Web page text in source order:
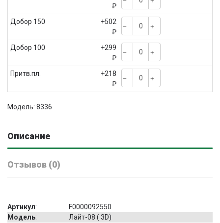
₽
Добор 150
+502
₽
Добор 100
+299
₽
Притв.пл.
+218
₽
Модель: 8336
Описание
Отзывов (0)
Артикул:
F0000092550
Модель:
Лайт-08 ( 3D)